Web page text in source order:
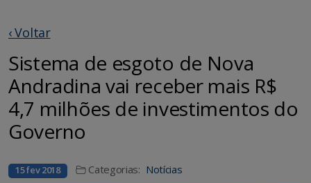
‹ Voltar
Sistema de esgoto de Nova
Andradina vai receber mais R$
4,7 milhões de investimentos do
Governo
15 fev 2018 Categorias: Notícias